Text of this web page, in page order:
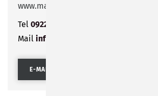
www.maintabac.de
Tel 09221 8786036
Mail info@maintabac.de
E-MAIL SENDEN